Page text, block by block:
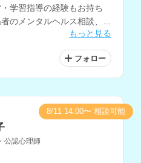
学習指導の経験もお持ち
のメンタルヘルス相談、大
護者の相談などを行ってお
もっと見る
フォロー
公認心理師
8/11 14:00〜 相談可能